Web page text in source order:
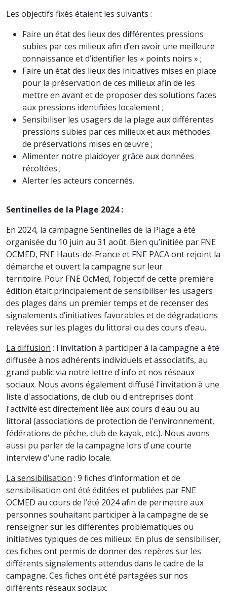
Les objectifs fixés étaient les suivants :
Faire un état des lieux des différentes pressions
subies par ces milieux afin d’en avoir une meilleure
connaissance et d’identifier les « points noirs » ;
Faire un état des lieux des initiatives mises en place
pour la préservation de ces milieux afin de les
mettre en avant et de proposer des solutions faces
aux pressions identifiées localement ;
Sensibiliser les usagers de la plage aux différentes
pressions subies par ces milieux et aux méthodes
de préservations mises en œuvre ;
Alimenter notre plaidoyer grâce aux données
récoltées ;
Alerter les acteurs concernés.
Sentinelles de la Plage 2024 :
En 2024, la campagne Sentinelles de la Plage a été
organisée du 10 juin au 31 août. Bien qu’initiée par FNE
OCMED, FNE Hauts-de-France et FNE PACA ont rejoint la
démarche et ouvert la campagne sur leur
territoire. Pour FNE OcMed, l’objectif de cette première
édition était principalement de sensibiliser les usagers
des plages dans un premier temps et de recenser des
signalements d’initiatives favorables et de dégradations
relevées sur les plages du littoral ou des cours d’eau.
La diffusion : l'invitation à participer à la campagne a été
diffusée à nos adhérents individuels et associatifs, au
grand public via notre lettre d'info et nos réseaux
sociaux. Nous avons également diffusé l'invitation à une
liste d'associations, de club ou d'entreprises dont
l'activité est directement liée aux cours d'eau ou au
littoral (associations de protection de l'environnement,
fédérations de pêche, club de kayak, etc.). Nous avons
aussi pu parler de la campagne lors d'une courte
interview d'une radio locale.
La sensibilisation : 9 fiches d’information et de
sensibilisation ont été éditées et publiées par FNE
OCMED au cours de l’été 2024 afin de permettre aux
personnes souhaitant participer à la campagne de se
renseigner sur les différentes problématiques ou
initiatives typiques de ces milieux. En plus de sensibiliser,
ces fiches ont permis de donner des repères sur les
différents signalements attendus dans le cadre de la
campagne. Ces fiches ont été partagées sur nos
différents réseaux sociaux.